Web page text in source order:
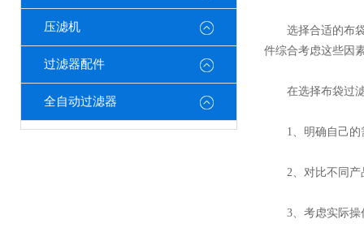
压滤机
过滤器配件
全自动过滤器
选择合适的布袋
件综合考虑这些因
在选择布袋过滤
1、明确自己的需
2、对比不同产品
3、考虑实际操作